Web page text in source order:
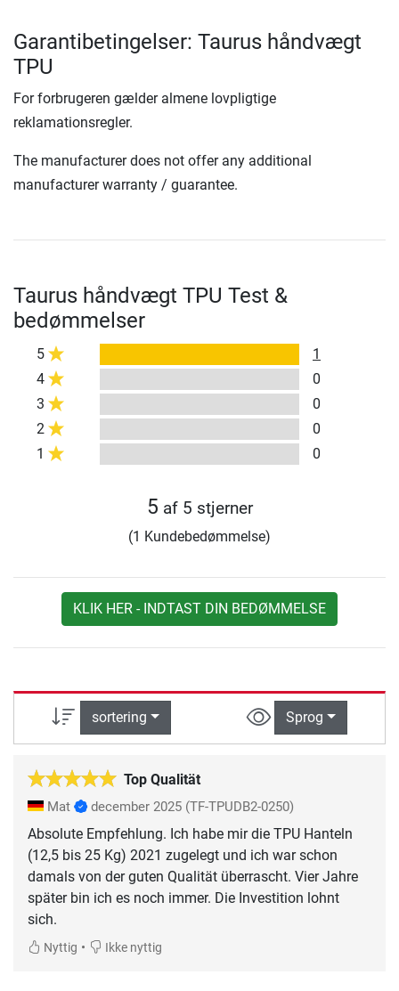
Garantibetingelser: Taurus håndvægt
TPU
For forbrugeren gælder almene lovpligtige
reklamationsregler.
The manufacturer does not offer any additional
manufacturer warranty / guarantee.
Taurus håndvægt TPU Test &
bedømmelser
5
1
4
0
3
0
2
0
1
0
5 af 5 stjerner
(1 Kundebedømmelse)
KLIK HER - INDTAST DIN BEDØMMELSE
sortering Sprog
Top Qualität
Mat december 2025 (TF-TPUDB2-0250)
Absolute Empfehlung. Ich habe mir die TPU Hanteln
(12,5 bis 25 Kg) 2021 zugelegt und ich war schon
damals von der guten Qualität überrascht. Vier Jahre
später bin ich es noch immer. Die Investition lohnt
sich.
Nyttig • Ikke nyttig